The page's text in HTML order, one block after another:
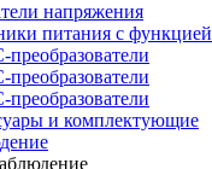
напряжения
питания c
преобразователи
преобразователи
и комплектующие